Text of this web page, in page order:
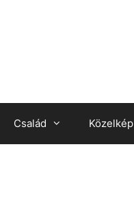
Család Közelkép